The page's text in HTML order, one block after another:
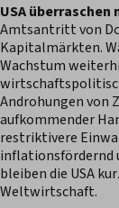
USA
Amtsantritt von
Kapitalmärkten.
Wachstum
Androhungen von
aufkommender
restriktivere
inflationsfördernd
bleiben die USA
Weltwirtschaft.